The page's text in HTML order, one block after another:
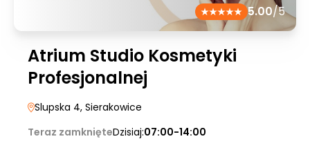
5.00/5
Atrium Studio Kosmetyki
Profesjonalnej
Slupska 4, Sierakowice
Teraz zamknięteDzisiaj:07:00-14:00